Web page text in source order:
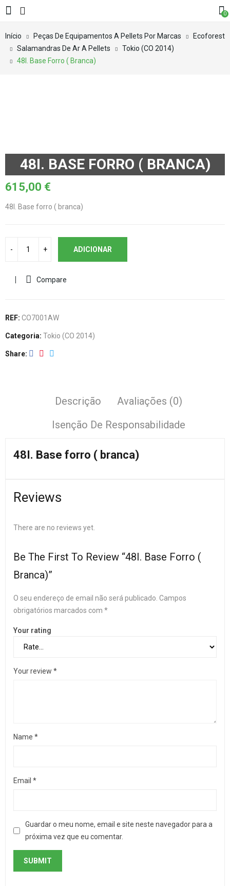
0
Início Peças De Equipamentos A Pellets Por Marcas
Ecoforest
Salamandras De Ar A Pellets
Tokio (CO 2014)
48I. Base Forro ( Branca)
48I. BASE FORRO ( BRANCA)
615,00 €
48I. Base forro ( branca)
ADICIONAR
Compare
REF: CO7001AW
Categoria: Tokio (CO 2014)
Share
Descrição
Avaliações (0)
Isenção De Responsabilidade
48I. Base forro ( branca)
Reviews
There are no reviews yet.
Be The First To Review “48I. Base Forro (
Branca)”
O seu endereço de email não será publicado. Campos
obrigatórios marcados com *
Your rating
Your review *
Name *
Email *
Guardar o meu nome, email e site neste navegador para a
próxima vez que eu comentar.